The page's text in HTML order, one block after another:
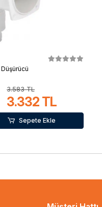
Düşürücü
3.583 TL
3.332 TL
Sepete Ekle